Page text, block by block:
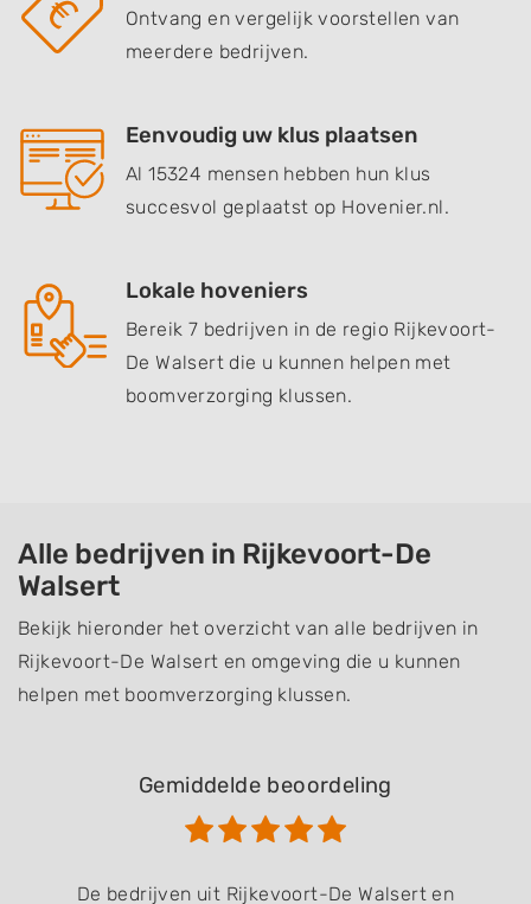
Ontvang en vergelijk voorstellen van
meerdere bedrijven.
Eenvoudig uw klus plaatsen
Al 15324 mensen hebben hun klus
succesvol geplaatst op Hovenier.nl.
Lokale hoveniers
Bereik 7 bedrijven in de regio Rijkevoort-
De Walsert die u kunnen helpen met
boomverzorging klussen.
Alle bedrijven in Rijkevoort-De
Walsert
Bekijk hieronder het overzicht van alle bedrijven in
Rijkevoort-De Walsert en omgeving die u kunnen
helpen met boomverzorging klussen.
Gemiddelde beoordeling
De bedrijven uit Rijkevoort-De Walsert en